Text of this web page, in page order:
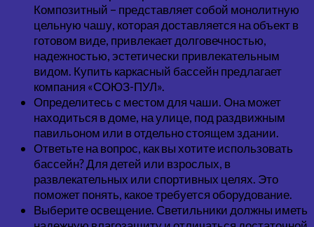
Композитный – представляет собой монолитную
цельную чашу, которая доставляется на объект в
готовом виде, привлекает долговечностью,
надежностью, эстетически привлекательным
видом. Купить каркасный бассейн предлагает
компания «СОЮЗ-ПУЛ».
Определитесь с местом для чаши. Она может
находиться в доме, на улице, под раздвижным
павильоном или в отдельно стоящем здании.
Ответьте на вопрос, как вы хотите использовать
бассейн? Для детей или взрослых, в
развлекательных или спортивных целях. Это
поможет понять, какое требуется оборудование.
Выберите освещение. Светильники должны иметь